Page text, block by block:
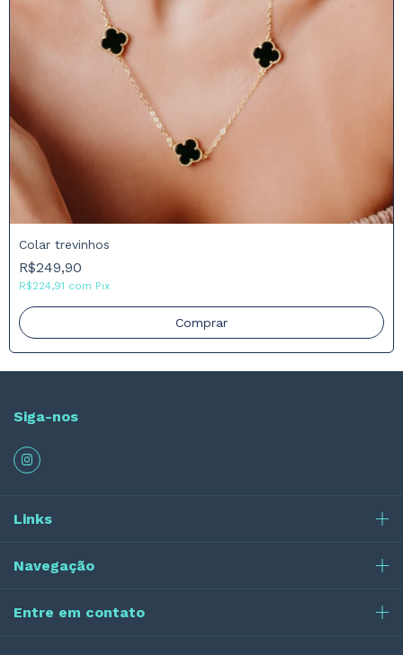
Colar trevinhos
R$249,90
R$224,91 com Pix
Comprar
Siga-nos
Links
Navegação
Entre em contato